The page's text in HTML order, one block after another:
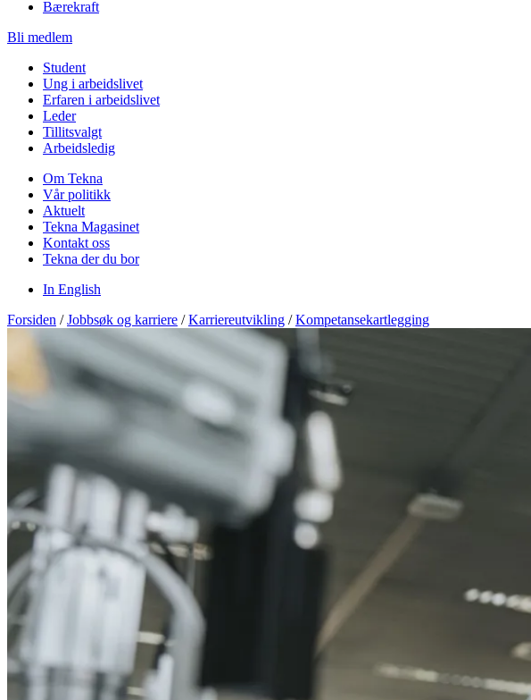
Bærekraft
Bli medlem
Student
Ung i arbeidslivet
Erfaren i arbeidslivet
Leder
Tillitsvalgt
Arbeidsledig
Om Tekna
Vår politikk
Aktuelt
Tekna Magasinet
Kontakt oss
Tekna der du bor
In English
Forsiden / Jobbsøk og karriere / Karriereutvikling / Kompetansekartlegging